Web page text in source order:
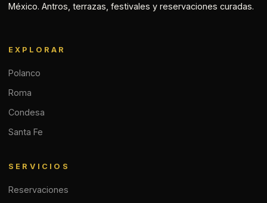
México. Antros, terrazas, festivales y reservaciones curadas.
EXPLORAR
Polanco
Roma
Condesa
Santa Fe
SERVICIOS
Reservaciones